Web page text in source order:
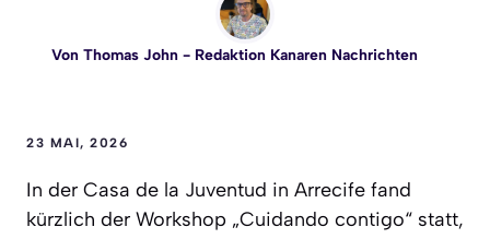
Von Thomas John- Redaktion Kanaren Nachrichten
23 MAI, 2026
In der Casa de la Juventud in Arrecife fand
kürzlich der Workshop „Cuidando contigo“ statt,